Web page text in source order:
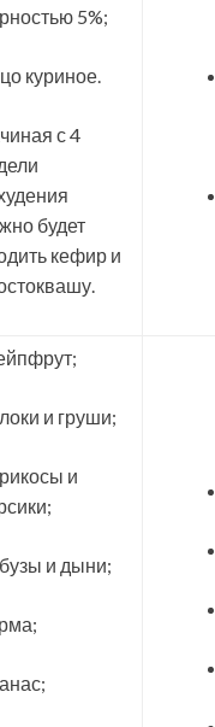
5%;
куриное.
с 4
будет
кефир и
и груши;
и
и дыни;